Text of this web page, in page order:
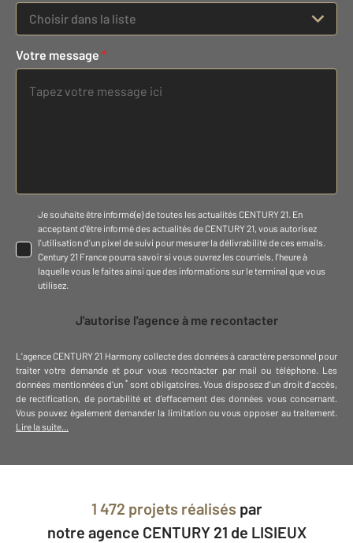
Choisir dans la liste
Votre message *
Je souhaite être informé(e) de toutes les actualités CENTURY 21. En
acceptant d'être informé des actualités de CENTURY 21, vous autorisez
l'utilisation d'un pixel de suivi pour mesurer la délivrabilité de ces emails.
Century 21 France pourra savoir si vous ouvrez les courriels, l'heure à
laquelle vous le faites ainsi que des informations sur le terminal que vous
utilisez.
J'autorise l'agence à me recontacter
L'agence CENTURY 21 Harmony collecte des données à caractère personnel pour
traiter votre demande et pour vous recontacter par mail ou téléphone. Les
données mentionnées d'un * sont obligatoires. Vous disposez d'un droit d'accès,
de rectification, de portabilité et d'effacement des données vous concernant.
Vous pouvez également demander la limitation ou vous opposer au traitement.
Lire la suite...
1 472 projets réalisés par
notre agence CENTURY 21 de LISIEUX